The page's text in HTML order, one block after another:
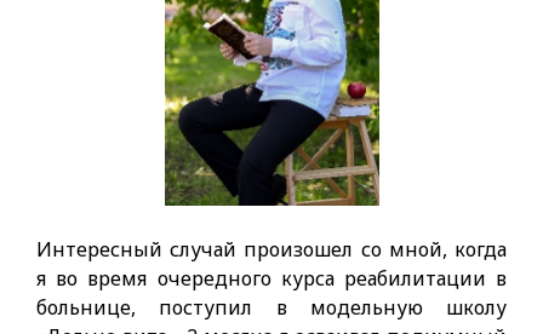
Интересный случай произошел со мной, когда
я во время очередного курса реабилитации в
больнице, поступил в модельную школу